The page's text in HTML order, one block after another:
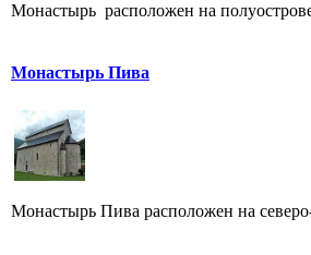
Монастырь расположен на
Монастырь Пива
Монастырь Пива расположен на